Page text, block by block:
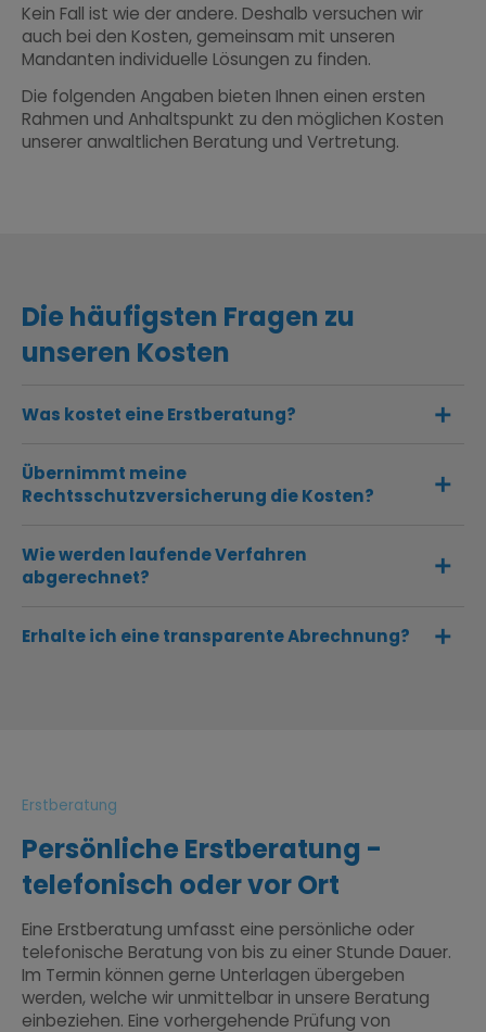
Kein Fall ist wie der andere. Deshalb versuchen wir
auch bei den Kosten, gemeinsam mit unseren
Mandanten individuelle Lösungen zu finden.
Die folgenden Angaben bieten Ihnen einen ersten
Rahmen und Anhaltspunkt zu den möglichen Kosten
unserer anwaltlichen Beratung und Vertretung.
Die häufigsten Fragen zu
unseren Kosten
Was kostet eine Erstberatung?
Übernimmt meine
Rechtsschutzversicherung die Kosten?
Wie werden laufende Verfahren
abgerechnet?
Erhalte ich eine transparente Abrechnung?
Erstberatung
Persönliche Erstberatung -
telefonisch oder vor Ort
Eine Erstberatung umfasst eine persönliche oder
telefonische Beratung von bis zu einer Stunde Dauer.
Im Termin können gerne Unterlagen übergeben
werden, welche wir unmittelbar in unsere Beratung
einbeziehen. Eine vorhergehende Prüfung von